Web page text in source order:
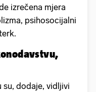
izrečena mjera
psihosocijalni
su, dodaje, vidljivi